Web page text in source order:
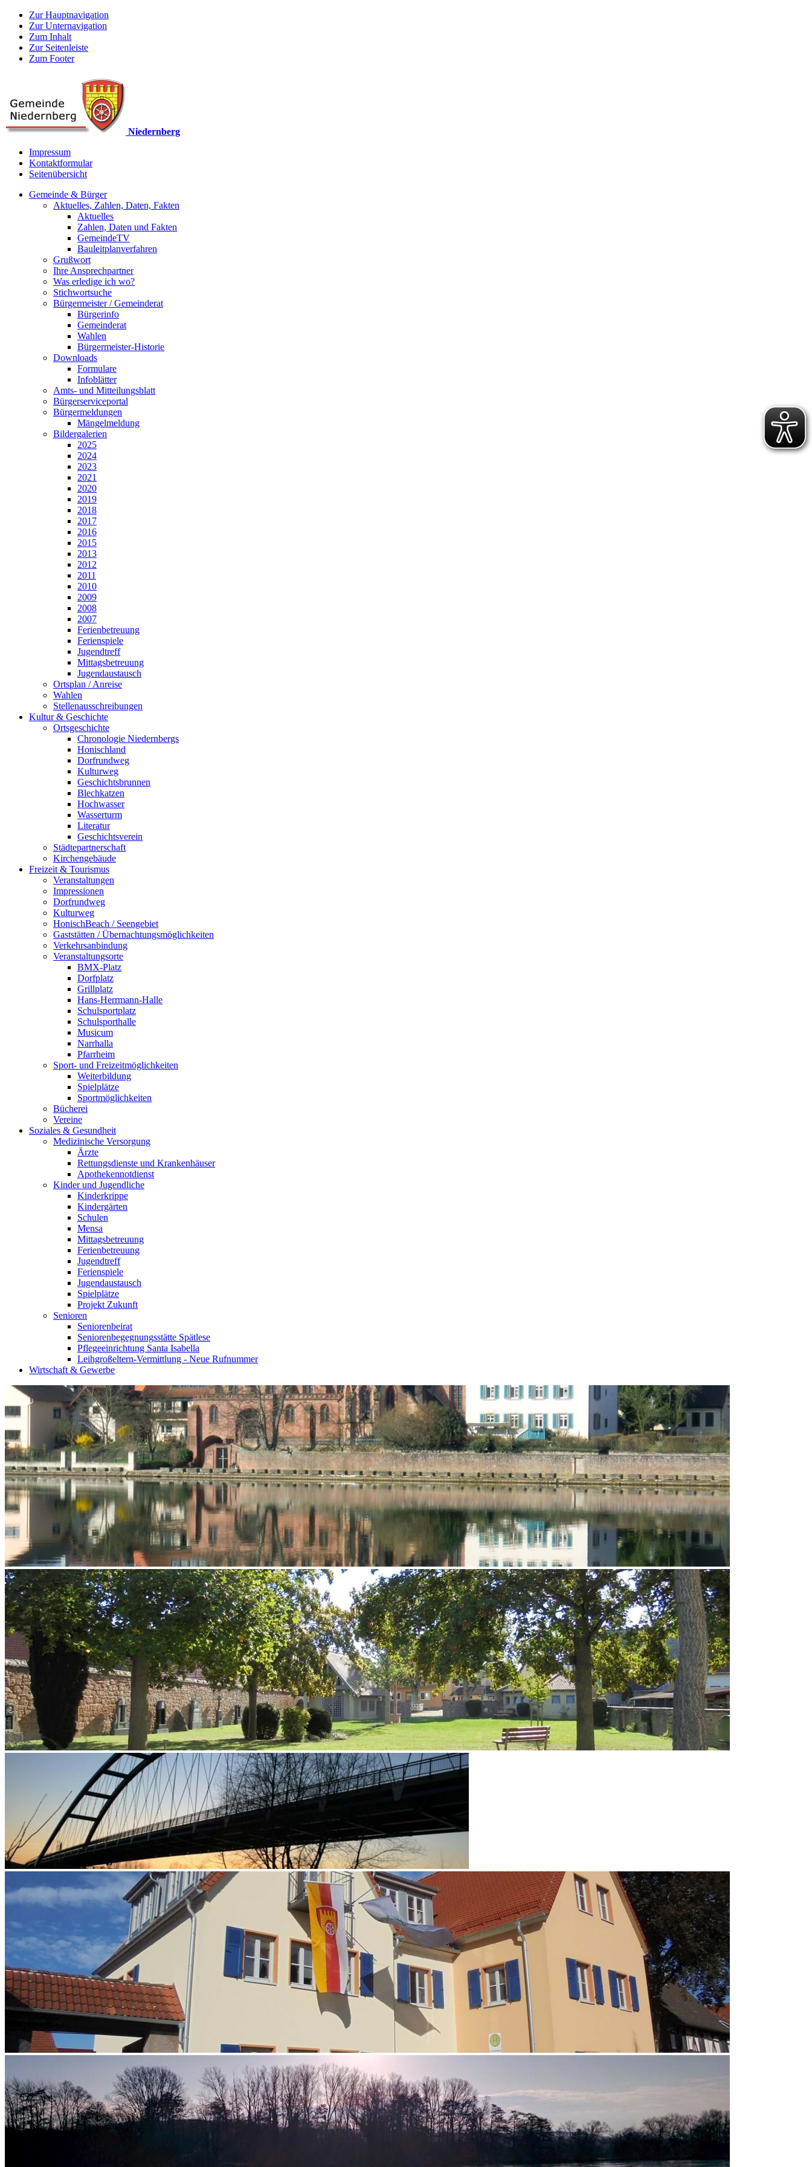
Zur Hauptnavigation
Zur Unternavigation
Zum Inhalt
Zur Seitenleiste
Zum Footer
Niedernberg
Impressum
Kontaktformular
Seitenübersicht
Gemeinde & Bürger
Aktuelles, Zahlen, Daten, Fakten
Aktuelles
Zahlen, Daten und Fakten
GemeindeTV
Bauleitplanverfahren
Grußwort
Ihre Ansprechpartner
Was erledige ich wo?
Stichwortsuche
Bürgermeister / Gemeinderat
Bürgerinfo
Gemeinderat
Wahlen
Bürgermeister-Historie
Downloads
Formulare
Infoblätter
Amts- und Mitteilungsblatt
Bürgerserviceportal
Bürgermeldungen
Mängelmeldung
Bildergalerien
2025
2024
2023
2021
2020
2019
2018
2017
2016
2015
2013
2012
2011
2010
2009
2008
2007
Ferienbetreuung
Ferienspiele
Jugendtreff
Mittagsbetreuung
Jugendaustausch
Ortsplan / Anreise
Wahlen
Stellenausschreibungen
Kultur & Geschichte
Ortsgeschichte
Chronologie Niedernbergs
Honischland
Dorfrundweg
Kulturweg
Geschichtsbrunnen
Blechkatzen
Hochwasser
Wasserturm
Literatur
Geschichtsverein
Städtepartnerschaft
Kirchengebäude
Freizeit & Tourismus
Veranstaltungen
Impressionen
Dorfrundweg
Kulturweg
HonischBeach / Seengebiet
Gaststätten / Übernachtungsmöglichkeiten
Verkehrsanbindung
Veranstaltungsorte
BMX-Platz
Dorfplatz
Grillplatz
Hans-Herrmann-Halle
Schulsportplatz
Schulsporthalle
Musicum
Narrhalla
Pfarrheim
Sport- und Freizeitmöglichkeiten
Weiterbildung
Spielplätze
Sportmöglichkeiten
Bücherei
Vereine
Soziales & Gesundheit
Medizinische Versorgung
Ärzte
Rettungsdienste und Krankenhäuser
Apothekennotdienst
Kinder und Jugendliche
Kinderkrippe
Kindergärten
Schulen
Mensa
Mittagsbetreuung
Ferienbetreuung
Jugendtreff
Ferienspiele
Jugendaustausch
Spielplätze
Projekt Zukunft
Senioren
Seniorenbeirat
Seniorenbegegnungsstätte Spätlese
Pflegeeinrichtung Santa Isabella
Leihgroßeltern-Vermittlung - Neue Rufnummer
Wirtschaft & Gewerbe